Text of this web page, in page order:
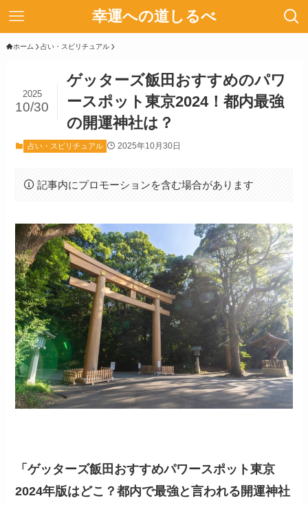
幸運への道しるべ
ホーム 占い・スピリチュアル
ゲッターズ飯田おすすめのパワ
ースポット東京2024！都内最強
の開運神社は？
2025
10/30
占い・スピリチュアル 2025年10月30日
記事内にプロモーションを含む場合があります
「ゲッターズ飯田おすすめパワースポット東京
2024年版はどこ？都内で最強と言われる開運神社